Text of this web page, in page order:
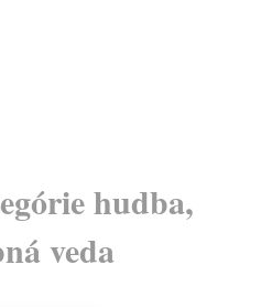
hudba,
veda